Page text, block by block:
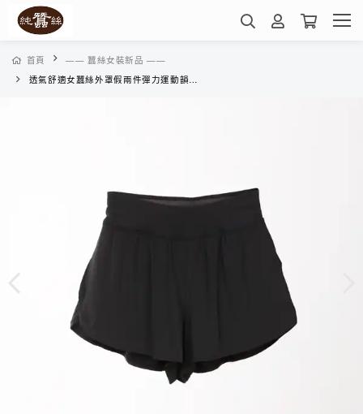
首頁
—— 蠶絲女裝新品 ——
透氣舒適女蠶絲外罩假兩件彈力運動韻律短褲-WWG1HH016A(素色黑)